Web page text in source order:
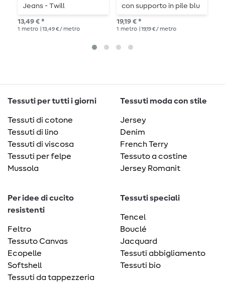
Jeans - Twill
elasticizzato rosa uni
13,49 € *
1 metro | 13,49 € / metro
con supporto in pile blu
scuro
19,19 € *
1 metro | 19,19 € / metro
Tessuti per tutti i giorni
Tessuti di cotone
Tessuti di lino
Tessuti di viscosa
Tessuti per felpe
Mussola
Tessuti moda con stile
Jersey
Denim
French Terry
Tessuto a costine
Jersey Romanit
Per idee di cucito
resistenti
Feltro
Tessuto Canvas
Ecopelle
Softshell
Tessuti da tappezzeria
Tessuti speciali
Tencel
Bouclé
Jacquard
Tessuti abbigliamento
Tessuti bio